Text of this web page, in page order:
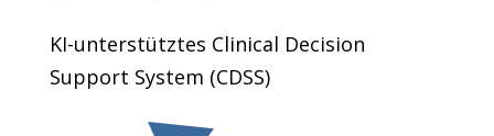
KI-unterstütztes Clinical Decision
Support System (CDSS)